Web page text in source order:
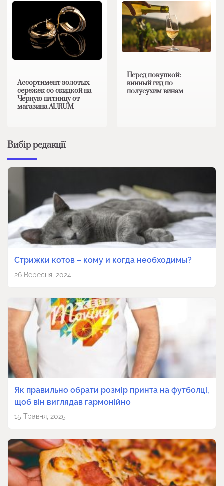
Ассортимент золотых
сережек со скидкой на
Черную пятницу от
магазина AURUM
Перед покупкой:
винный гид по
полусухим винам
Вибір редакції
Стрижки котов – кому и когда необходимы?
26 Вересня, 2024
Як правильно обрати розмір принта на футболці,
щоб він виглядав гармонійно
15 Травня, 2025